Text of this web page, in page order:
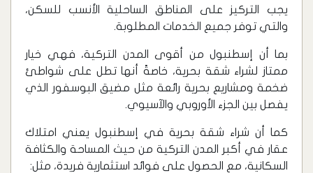
يجب التركيز على المناطق الساحلية الأنسب للسكن،
والتي توفر جميع الخدمات المطلوبة.
بما أن إسطنبول من أقوى المدن التركية، فهي خيار
ممتاز لشراء شقة بحرية، خاصةً أنها تطل على شواطئ
ضخمة ومشاريع بحرية رائعة مثل مضيق البوسفور الذي
يفصل بين الجزء الأوروبي والآسيوي.
كما أن شراء شقة بحرية في إسطنبول يعني امتلاك
عقار في أكبر المدن التركية من حيث المساحة والكثافة
السكانية، مع الحصول على فوائد استثمارية فريدة، مثل: